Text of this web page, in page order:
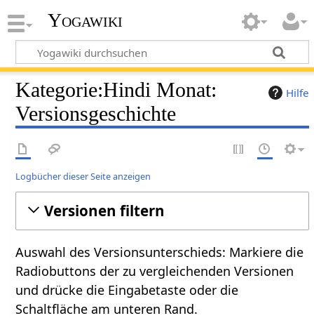
Yogawiki
Hilfe
Kategorie:Hindi Monat:
Versionsgeschichte
Logbücher dieser Seite anzeigen
Versionen filtern
Auswahl des Versionsunterschieds: Markiere die
Radiobuttons der zu vergleichenden Versionen
und drücke die Eingabetaste oder die
Schaltfläche am unteren Rand.